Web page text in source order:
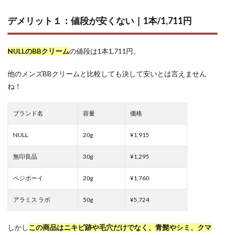
デメリット１：値段が安くない｜1本/1,711円
NULLのBBクリームの値段は1本1,711円。
他のメンズBBクリームと比較しても決して安いとは言えません
ね！
ブランド名 容量 価格
NULL 20g ¥1,915
無印良品 30g ¥1,295
ペジボーイ 20g ¥1,760
アラミス ラボ 50g ¥5,724
しかしこの商品はニキビ跡や毛穴だけでなく、青髭やシミ、クマ